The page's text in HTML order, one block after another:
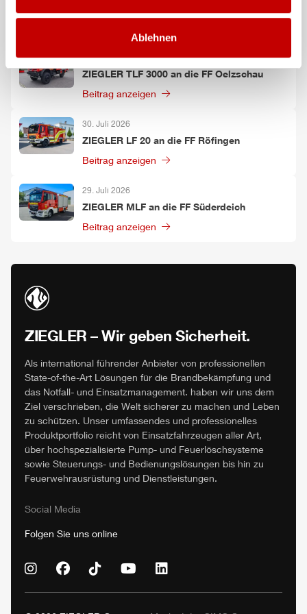
Ablehnen
30. Juli 2026
ZIEGLER TLF 3000 an die FF Oelzschau
Beitrag anzeigen
30. Juli 2026
ZIEGLER LF 20 an die FF Röfingen
Beitrag anzeigen
29. Juli 2026
ZIEGLER MLF an die FF Süderdeich
Beitrag anzeigen
ZIEGLER – Wir geben Sicherheit.
Als international führender Anbieter von professionellen
State-of-the-Art Lösungen für die Brandbekämpfung und
das Notfall- und Einsatzmanagement. haben wir uns dem
Ziel verschrieben, die Welt sicherer zu machen und Leben
zu schützen. Unser umfassendes und professionelles
Produktportfolio reicht von Einsatzfahrzeugen aller Art,
über hochspezialisierte Pump- und Feuerlöschsysteme
sowie Steuerungs- und Bedienungslösungen bis hin zu
Feuerwehrausrüstung und Dienstleistungen.
Social Media
Folgen Sie uns online